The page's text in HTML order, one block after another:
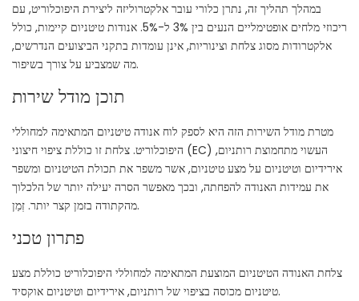
במהלך תהליך זה, נתרן כלורי עובר אלקטרוליזה ליצירת היפוכלוריט, עם
ריכוזי מלחים אופטימליים הנעים בין 3% ל-5%. אנודות טיטניום קיימות, כולל
אלקטרודות מסוג צלחת וצינוריות, אינן עומדות בתקני הביצועים הנדרשים,
מה שמצביע על צורך בשיפור.
תוכן מודל שירות
מטרת מודל השירות הזה היא לספק לוח אנודה טיטניום המתאימה למחוללי
היפוכלוריט. צלחת זו כוללת ציפוי חיצוני (EC) העשוי מתחמוצת רותניום,
אירידיום וטיטניום על מצע טיטניום, אשר משפר את תכולת הטיטניום ומשפר
את עמידות האנודה להפחתה, ובכך מאפשר הסרה יעילה יותר של הלכלוך
מהקתודה בזמן קצר יותר. זְמַן.
פתרון טכני
צלחת האנודה הטיטניום המוצעת המתאימה למחוללי היפוכלוריט כוללת מצע
טיטניום מכוסה בציפוי של רותניום, אירידיום וטיטניום אוקסיד.